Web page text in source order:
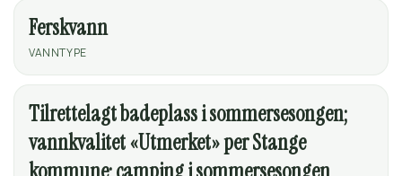
Ferskvann
VANNTYPE
Tilrettelagt badeplass i sommersesongen;
vannkvalitet «Utmerket» per Stange